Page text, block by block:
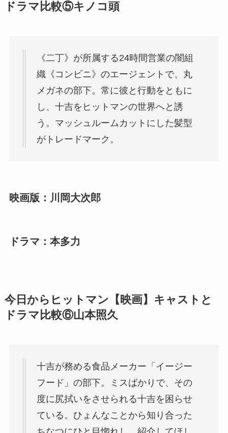
ドラマ比較⑤キノコ頭
《二丁》が所属する24時間営業の闇組
織《コンビニ》のエージェントで、丸
メガネの部下。常に彼と行動をともに
し、十吉をヒットマンの世界へと誘
う。マッシュルームカットにした髪型
がトレードマーク。
映画版：川岡大次郎
ドラマ：本多力
今日からヒットマン【映画】キャストと
ドラマ比較⑥山本照久
十吉が務める食品メーカー「イージー
フード」の部下。ミスばかりで、その
度に尻拭いをさせられる十吉を困らせ
ている。ひょんなことから知り合った